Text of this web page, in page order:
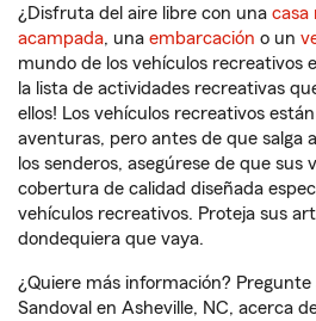
¿Disfruta del aire libre con una casa
acampada, una embarcación o un
mundo de los vehículos recreativos
la lista de actividades recreativas
ellos! Los vehículos recreativos
aventuras, pero antes de que salga
los senderos, asegúrese de que sus
cobertura de calidad diseñada
vehículos recreativos. Proteja sus
dondequiera que vaya.
¿Quiere más información? Pregunte
Sandoval en Asheville, NC, acerca